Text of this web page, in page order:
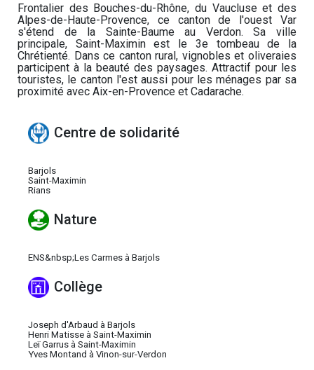
Frontalier des Bouches-du-Rhône, du Vaucluse et des
Alpes-de-Haute-Provence, ce canton de l'ouest Var
s'étend de la Sainte-Baume au Verdon. Sa ville
principale, Saint-Maximin est le 3e tombeau de la
Chrétienté. Dans ce canton rural, vignobles et oliveraies
participent à la beauté des paysages. Attractif pour les
touristes, le canton l'est aussi pour les ménages par sa
proximité avec Aix-en-Provence et Cadarache.
Centre de solidarité
Barjols
Saint-Maximin
Rians
Nature
ENS&nbsp;Les Carmes à Barjols
Collège
Joseph d'Arbaud à Barjols
Henri Matisse à Saint-Maximin
Leï Garrus à Saint-Maximin
Yves Montand à Vinon-sur-Verdon